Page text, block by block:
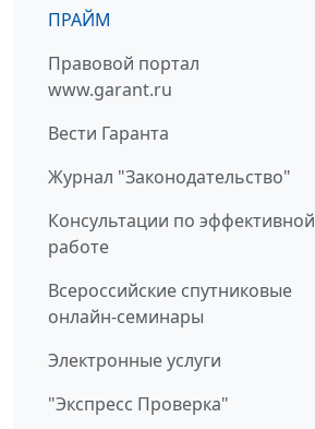
ПРАЙМ
Правовой портал
www.garant.ru
Вести Гаранта
Журнал "Законодательство"
Консультации по эффективной
работе
Всероссийские спутниковые
онлайн-семинары
Электронные услуги
"Экспресс Проверка"